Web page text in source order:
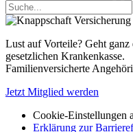
Lust auf Vorteile? Geht
gesetzlichen Krankenkasse.
Familienversicherte
Jetzt Mitglied werden
Cookie-Einstellungen
Erklärung zur